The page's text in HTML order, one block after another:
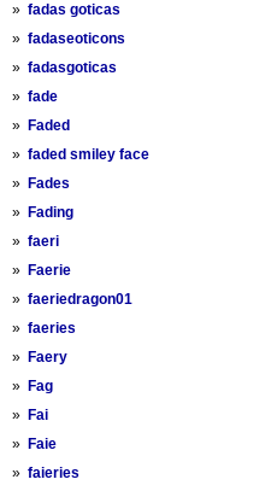
» fadas goticas
» fadaseoticons
» fadasgoticas
» fade
» Faded
» faded smiley face
» Fades
» Fading
» faeri
» Faerie
» faeriedragon01
» faeries
» Faery
» Fag
» Fai
» Faie
» faieries